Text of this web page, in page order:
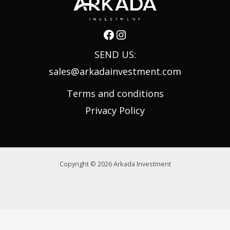
SEND US:
sales@arkadainvestment.com
Terms and conditions
Privacy Policy
Copyright © 2026 Arkada Investment